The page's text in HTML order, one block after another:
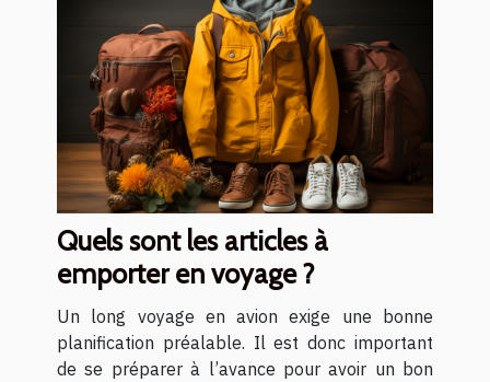
Quels sont les articles à
emporter en voyage ?
Un long voyage en avion exige une bonne
planification préalable. Il est donc important
de se préparer à l’avance pour avoir un bon